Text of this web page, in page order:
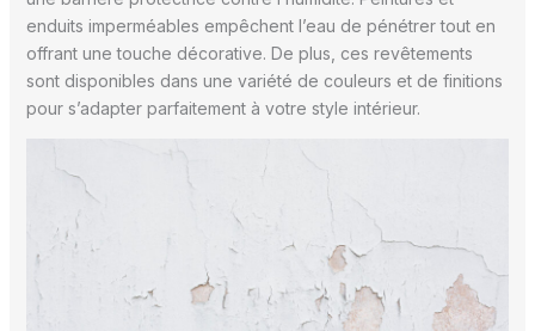
enduits imperméables empêchent l’eau de pénétrer tout en
offrant une touche décorative. De plus, ces revêtements
sont disponibles dans une variété de couleurs et de finitions
pour s’adapter parfaitement à votre style intérieur.